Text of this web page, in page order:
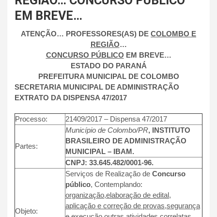
EM BREVE…
ATENÇÃO… PROFESSORES(AS) DE COLOMBO E
REGIÃO…
CONCURSO PÚBLICO EM BREVE…
ESTADO DO PARANÁ
PREFEITURA MUNICIPAL DE COLOMBO
SECRETARIA MUNICIPAL DE ADMINISTRAÇÃO
EXTRATO DA DISPENSA 47/2017
Processo: 21409/2017 – Dispensa 47/2017
Partes:
Município de Colombo/PR, INSTITUTO
BRASILEIRO DE ADMINISTRAÇÃO
MUNICIPAL – IBAM.
CNPJ: 33.645.482/0001-96.
Objeto:
Serviços de Realização de Concurso
público, Contemplando:
organização,elaboração de edital,
aplicação e correção de provas,segurança